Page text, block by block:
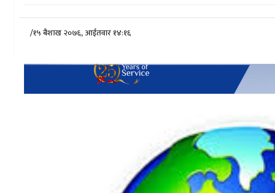
/१५ बैशाख २०७६, आईतवार १४:१६